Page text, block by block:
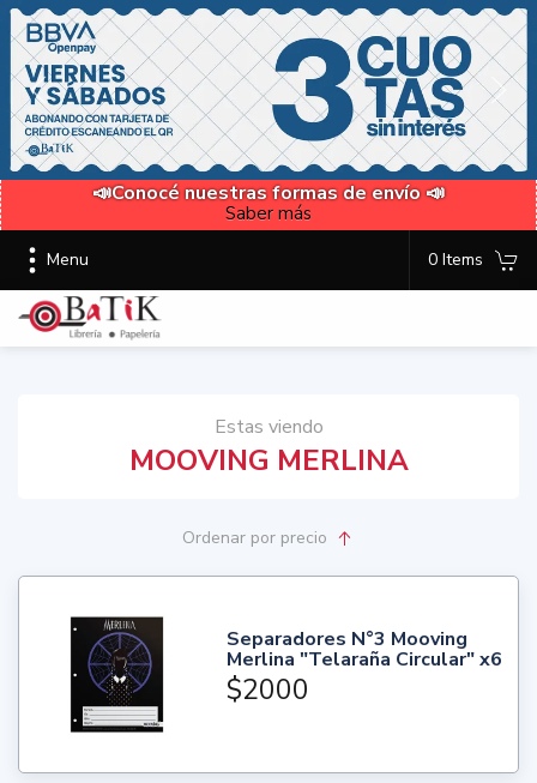
📣Conocé nuestras formas de envío 📣
Saber más
Menu 0 Items
Estas viendo
MOOVING MERLINA
Ordenarpor precio
Separadores N°3 Mooving
Merlina "Telaraña Circular" x6
$2000